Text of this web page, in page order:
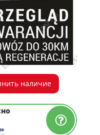
наличие